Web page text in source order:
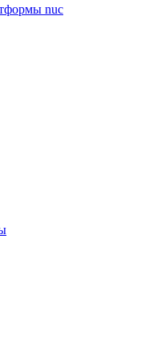
машины
газовые
nuc